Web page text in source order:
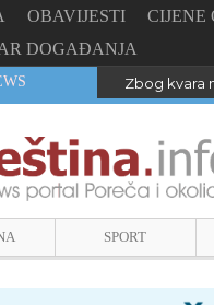
OBAVIJESTI CIJENE
DOGAĐANJA
Zbog kvara
SPORT